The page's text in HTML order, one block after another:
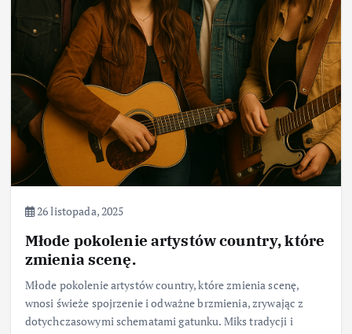
26 listopada, 2025
Młode pokolenie artystów country, które
zmienia scenę.
Młode pokolenie artystów country, które zmienia scenę,
wnosi świeże spojrzenie i odważne brzmienia, zrywając z
dotychczasowymi schematami gatunku. Miks tradycji i